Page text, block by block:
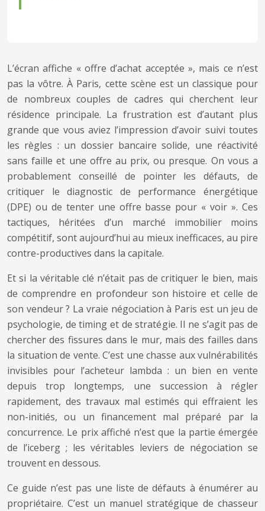
L’écran affiche « offre d’achat acceptée », mais ce n’est
pas la vôtre. À Paris, cette scène est un classique pour
de nombreux couples de cadres qui cherchent leur
résidence principale. La frustration est d’autant plus
grande que vous aviez l’impression d’avoir suivi toutes
les règles : un dossier bancaire solide, une réactivité
sans faille et une offre au prix, ou presque. On vous a
probablement conseillé de pointer les défauts, de
critiquer le diagnostic de performance énergétique
(DPE) ou de tenter une offre basse pour « voir ». Ces
tactiques, héritées d’un marché immobilier moins
compétitif, sont aujourd’hui au mieux inefficaces, au pire
contre-productives dans la capitale.
Et si la véritable clé n’était pas de critiquer le bien, mais
de comprendre en profondeur son histoire et celle de
son vendeur ? La vraie négociation à Paris est un jeu de
psychologie, de timing et de stratégie. Il ne s’agit pas de
chercher des fissures dans le mur, mais des failles dans
la situation de vente. C’est une chasse aux vulnérabilités
invisibles pour l’acheteur lambda : un bien en vente
depuis trop longtemps, une succession à régler
rapidement, des travaux mal estimés qui effraient les
non-initiés, ou un financement mal préparé par la
concurrence. Le prix affiché n’est que la partie émergée
de l’iceberg ; les véritables leviers de négociation se
trouvent en dessous.
Ce guide n’est pas une liste de défauts à énumérer au
propriétaire. C’est un manuel stratégique de chasseur